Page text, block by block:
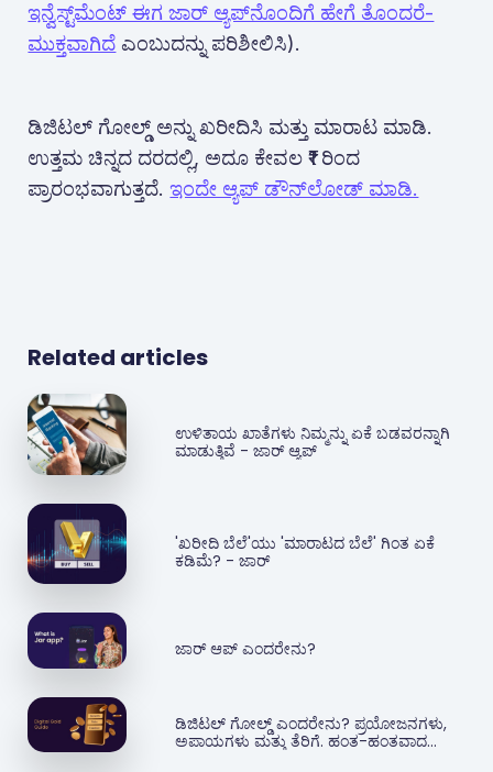
ಇನ್ವೆಸ್ಟ್‌ಮೆಂಟ್ ಈಗ ಜಾರ್ ಆ್ಯಪ್‌ನೊಂದಿಗೆ ಹೇಗೆ ತೊಂದರೆ-
ಮುಕ್ತವಾಗಿದೆ ಎಂಬುದನ್ನು ಪರಿಶೀಲಿಸಿ).
ಡಿಜಿಟಲ್ ಗೋಲ್ಡ್ ಅನ್ನು ಖರೀದಿಸಿ ಮತ್ತು ಮಾರಾಟ ಮಾಡಿ.
ಉತ್ತಮ ಚಿನ್ನದ ದರದಲ್ಲಿ, ಅದೂ ಕೇವಲ ₹1 ರಿಂದ
ಪ್ರಾರಂಭವಾಗುತ್ತದೆ.ಇಂದೇ ಆ್ಯಪ್‌ ಡೌನ್‌ಲೋಡ್ ಮಾಡಿ.
Related articles
ಉಳಿತಾಯ ಖಾತೆಗಳು ನಿಮ್ಮನ್ನು ಏಕೆ ಬಡವರನ್ನಾಗಿ
ಮಾಡುತ್ತಿವೆ - ಜಾರ್ ಆ್ಯಪ್‌
'ಖರೀದಿ ಬೆಲೆ'ಯು 'ಮಾರಾಟದ ಬೆಲೆ' ಗಿಂತ ಏಕೆ
ಕಡಿಮೆ? - ಜಾರ್
ಜಾರ್ ಆಪ್ ಎಂದರೇನು?
ಡಿಜಿಟಲ್ ಗೋಲ್ಡ್ ಎಂದರೇನು? ಪ್ರಯೋಜನಗಳು,
ಅಪಾಯಗಳು ಮತ್ತು ತೆರಿಗೆ. ಹಂತ-ಹಂತವಾದ